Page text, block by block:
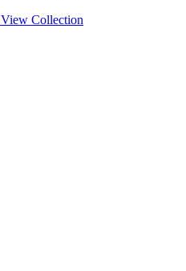
View Collection